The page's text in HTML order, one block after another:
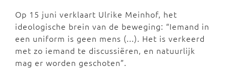
Op 15 juni verklaart Ulrike Meinhof, het
ideologische brein van de beweging: “Iemand in
een uniform is geen mens (...). Het is verkeerd
met zo iemand te discussiëren, en natuurlijk
mag er worden geschoten”.